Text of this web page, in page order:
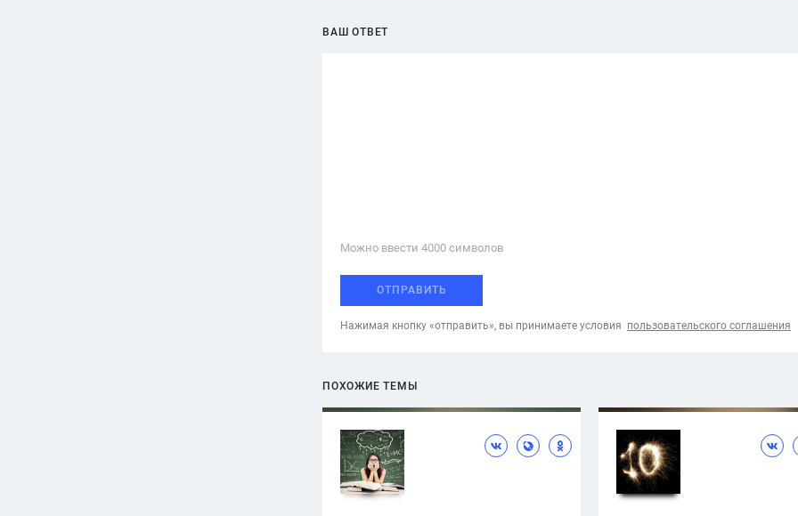
ВАШ ОТВЕТ
Можно ввести 4000 cимволов
ОТПРАВИТЬ
Нажимая кнопку «отправить», вы принимаете условия пользовательского соглашения
ПОХОЖИЕ ТЕМЫ